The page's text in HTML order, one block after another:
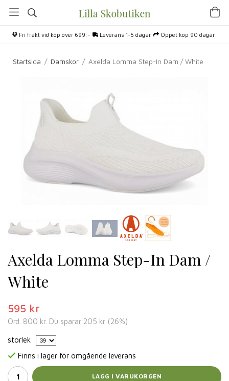
Fri frakt vid köp över 699:- Leverans 1-5 dagar Öppet köp 90 dagar
Startsida / Damskor / Axelda Lomma Step-In Dam / White
Axelda Lomma Step-In Dam /
White
595 kr
Ord. 800 kr. Du sparar 205 kr (26%)
storlek
Finns i lager för omgående leverans
LÄGG I VARUKORGEN